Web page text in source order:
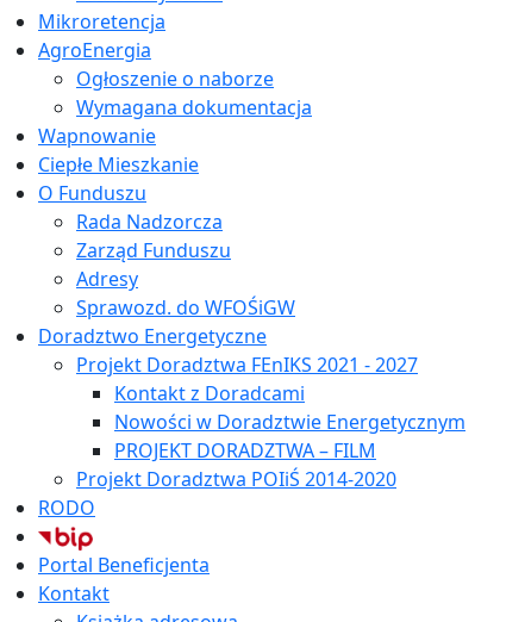
Mikroretencja
AgroEnergia
Ogłoszenie o naborze
Wymagana dokumentacja
Wapnowanie
Ciepłe Mieszkanie
O Funduszu
Rada Nadzorcza
Zarząd Funduszu
Adresy
Sprawozd. do WFOŚiGW
Doradztwo Energetyczne
Projekt Doradztwa FEnIKS 2021 - 2027
Kontakt z Doradcami
Nowości w Doradztwie Energetycznym
PROJEKT DORADZTWA – FILM
Projekt Doradztwa POIiŚ 2014-2020
RODO
Portal Beneficjenta
Kontakt